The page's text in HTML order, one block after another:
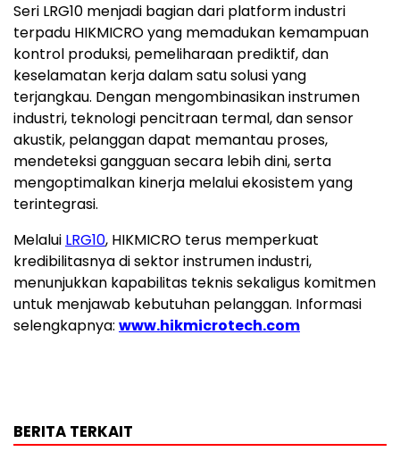
Seri LRG10 menjadi bagian dari platform industri
terpadu HIKMICRO yang memadukan kemampuan
kontrol produksi, pemeliharaan prediktif, dan
keselamatan kerja dalam satu solusi yang
terjangkau. Dengan mengombinasikan instrumen
industri, teknologi pencitraan termal, dan sensor
akustik, pelanggan dapat memantau proses,
mendeteksi gangguan secara lebih dini, serta
mengoptimalkan kinerja melalui ekosistem yang
terintegrasi.
Melalui LRG10, HIKMICRO terus memperkuat
kredibilitasnya di sektor instrumen industri,
menunjukkan kapabilitas teknis sekaligus komitmen
untuk menjawab kebutuhan pelanggan. Informasi
selengkapnya: www.hikmicrotech.com
BERITA TERKAIT